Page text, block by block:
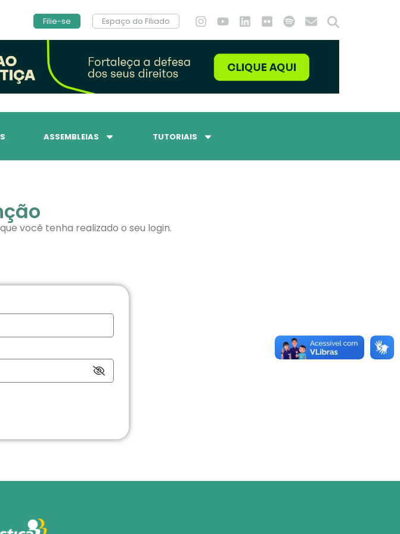
Filie-se Espaço do Filiado
ASSEMBLEIAS TUTORIAIS
você tenha realizado o seu login.